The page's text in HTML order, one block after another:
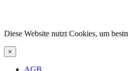
Diese Website nutzt Cookies, um
×
AGB